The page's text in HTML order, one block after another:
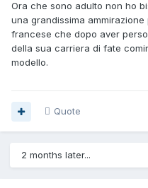
Ora che sono adulto non ho
una grandissima
francese che dopo aver
della sua carriera di fate
modello.
Quote
2 months later...